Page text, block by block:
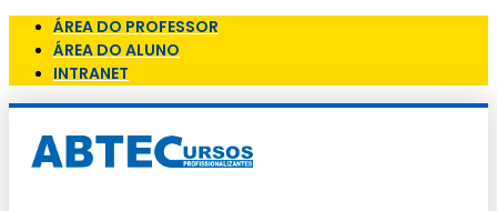
ÁREA DO PROFESSOR
ÁREA DO ALUNO
INTRANET